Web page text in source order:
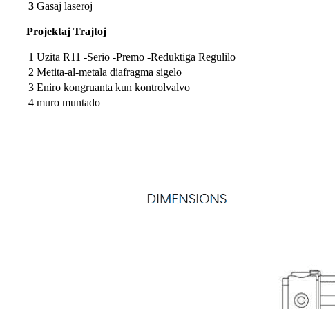
3 Gasaj laseroj
Projektaj Trajtoj
1 Uzita R11 -Serio -Premo -Reduktiga Regulilo
2 Metita-al-metala diafragma sigelo
3 Eniro kongruanta kun kontrolvalvo
4 muro muntado